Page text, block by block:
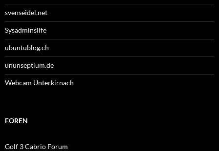
svenseidel.net
Sysadminslife
ubuntublog.ch
ununseptium.de
Webcam Unterkirnach
FOREN
Golf 3 Cabrio Forum